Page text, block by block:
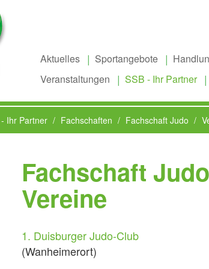
Aktuelles
Sportangebote
Veranstaltungen
SSB - Ihr Partner
Ihr Partner Fachschaften Fachschaft Judo
Fachschaft
Vereine
1. Duisburger Judo-Club
(Wanheimerort)